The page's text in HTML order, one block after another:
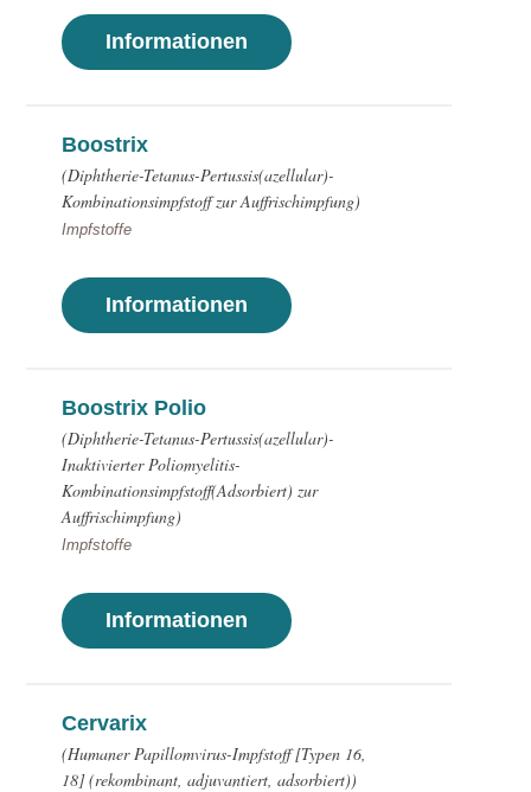
Informationen
Boostrix
(Diphtherie-Tetanus-Pertussis(azellular)-
Kombinationsimpfstoff zur Auffrischimpfung)
Impfstoffe
Informationen
Boostrix Polio
(Diphtherie-Tetanus-Pertussis(azellular)-
Inaktivierter Poliomyelitis-
Kombinationsimpfstoff(Adsorbiert) zur
Auffrischimpfung)
Impfstoffe
Informationen
Cervarix
(Humaner Papillomvirus-Impfstoff [Typen 16,
18] (rekombinant, adjuvantiert, adsorbiert))